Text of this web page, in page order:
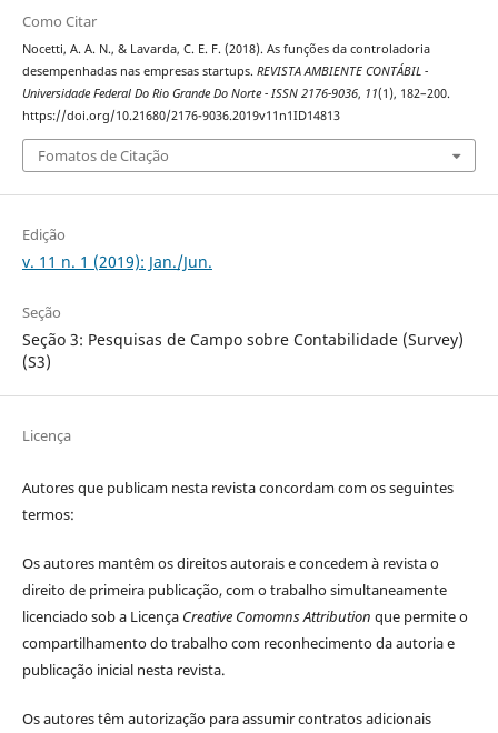
Como Citar
Nocetti, A. A. N., & Lavarda, C. E. F. (2018). As funções da controladoria
desempenhadas nas empresas startups. REVISTA AMBIENTE CONTÁBIL -
Universidade Federal Do Rio Grande Do Norte - ISSN 2176-9036, 11(1), 182–200.
https://doi.org/10.21680/2176-9036.2019v11n1ID14813
Fomatos de Citação
Edição
v. 11 n. 1 (2019): Jan./Jun.
Seção
Seção 3: Pesquisas de Campo sobre Contabilidade (Survey)
(S3)
Licença
Autores que publicam nesta revista concordam com os seguintes
termos:
Os autores mantêm os direitos autorais e concedem à revista o
direito de primeira publicação, com o trabalho simultaneamente
licenciado sob a Licença Creative Comomns Attribution que permite o
compartilhamento do trabalho com reconhecimento da autoria e
publicação inicial nesta revista.
Os autores têm autorização para assumir contratos adicionais